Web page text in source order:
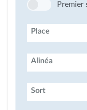
Premier
Place
Alinéa
Sort